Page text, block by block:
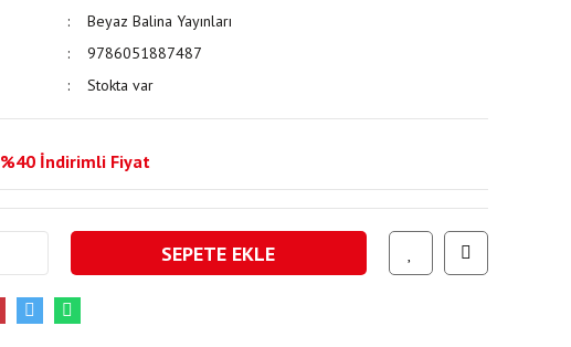
Beyaz Balina Yayınları
9786051887487
Stokta var
%40 İndirimli Fiyat
SEPETE EKLE